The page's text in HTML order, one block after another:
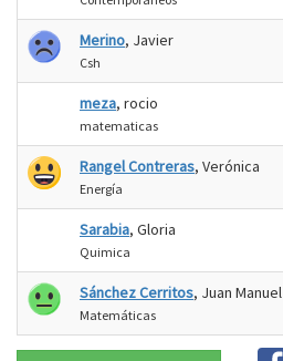
Merino, Javier
Csh
meza, rocio
matematicas
Rangel Contreras, Verónica
Energía
Sarabia, Gloria
Quimica
Sánchez Cerritos, Juan Manuel
Matemáticas